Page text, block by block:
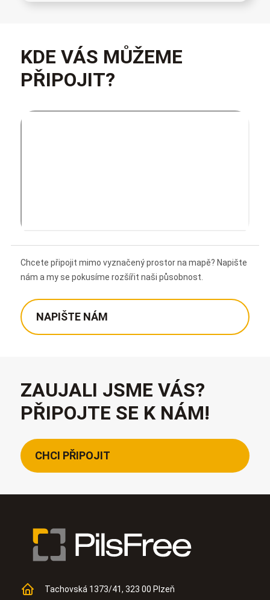
KDE VÁS MŮŽEME
PŘIPOJIT?
Chcete připojit mimo vyznačený prostor na mapě? Napište
nám a my se pokusíme rozšířit naši působnost.
NAPIŠTE NÁM
ZAUJALI JSME VÁS?
PŘIPOJTE SE K NÁM!
CHCI PŘIPOJIT
Tachovská 1373/41, 323 00 Plzeň